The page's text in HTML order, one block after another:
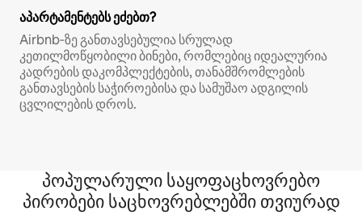
აპარტამენტებს ეძებთ?
Airbnb‑ზე განთავსებულია სრულად
კეთილმოწყობილი ბინები, რომლებიც იდეალურია
კადრების დაკომპლექტების, თანამშრომლების
განთავსების საჭიროებისა და სამუშაო ადგილის
ცვლილების დროს.
პოპულარული საყოფაცხოვრებო
პირობები საცხოვრებლებში თვიურად